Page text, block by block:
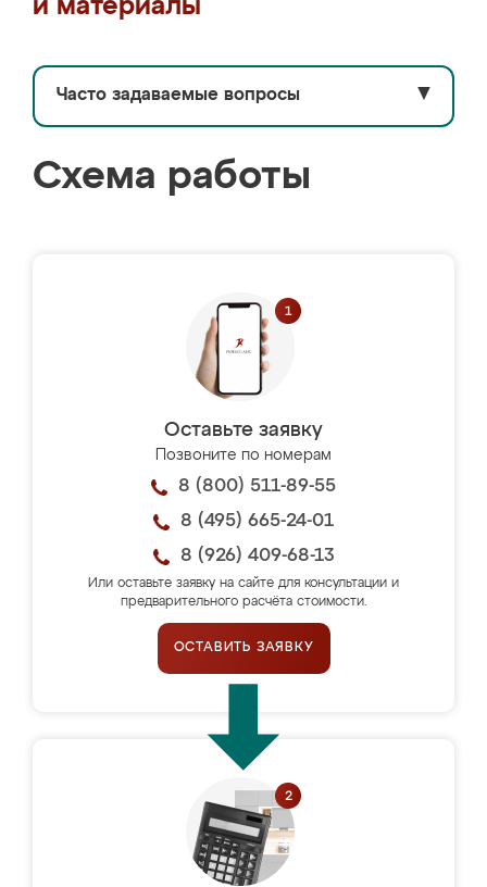
и материалы
Часто задаваемые вопросы ▼
Схема работы
Оставьте заявку
Позвоните по номерам
8 (800) 511-89-55
8 (495) 665-24-01
8 (926) 409-68-13
Или оставьте заявку на сайте для консультации и
предварительного расчёта стоимости.
ОСТАВИТЬ ЗАЯВКУ